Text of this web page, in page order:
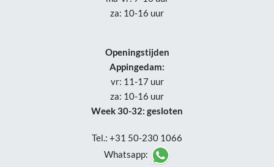
za: 10-16 uur
Openingstijden
Appingedam:
vr: 11-17 uur
za: 10-16 uur
Week 30-32: gesloten
Tel.: +31 50-230 1066
Whatsapp: